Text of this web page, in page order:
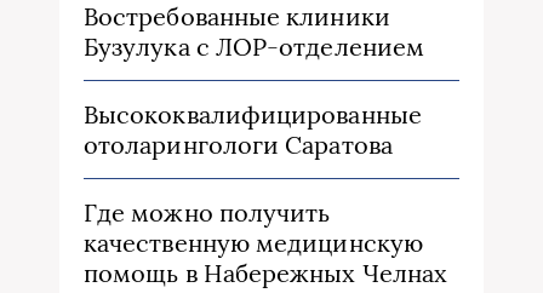
Востребованные клиники
Бузулука с ЛОР-отделением
Высококвалифицированные
отоларингологи Саратова
Где можно получить
качественную медицинскую
помощь в Набережных Челнах